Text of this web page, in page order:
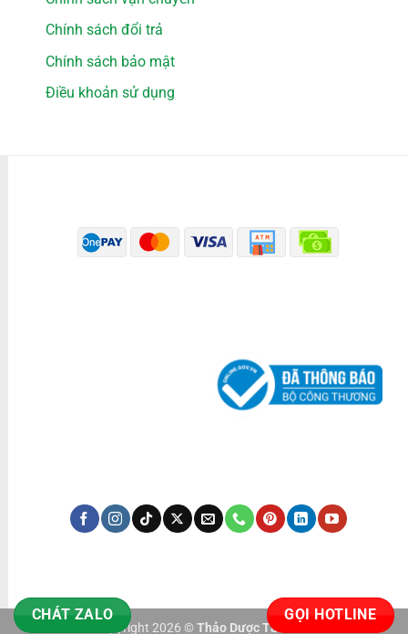
Chính sách đổi trả
Chính sách bảo mật
Điều khoản sử dụng
CHÁT ZALO GỌI HOTLINE
Copyright 2026 © Thảo Dược Tấn Phát